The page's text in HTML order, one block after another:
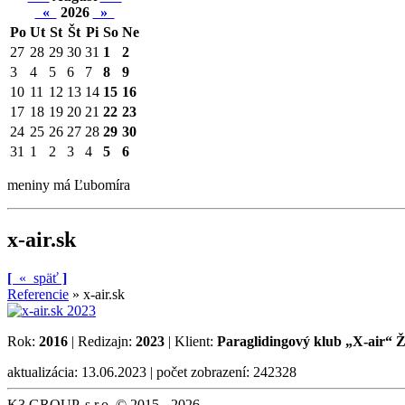
«
2026
»
Po Ut St Št Pi So Ne
27 28 29 30 31 1
2
3
4 5 6 7 8
9
10 11 12 13 14 15 16
17 18 19 20 21 22 23
24 25 26 27 28 29 30
31 1 2 3 4 5 6
meniny má Ľubomíra
x-air.sk
[ « späť ]
Referencie » x-air.sk
Rok: 2016 | Redizajn: 2023 | Klient: Paraglidingový klub „X-air“
aktualizácia: 13.06.2023 | počet zobrazení: 242328